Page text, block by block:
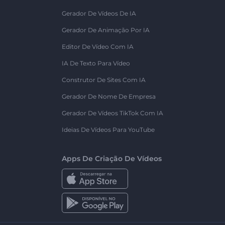
Gerador De Vídeos De IA
Gerador De Animação Por IA
Editor De Vídeo Com IA
IA De Texto Para Vídeo
Construtor De Sites Com IA
Gerador De Nome De Empresa
Gerador De Vídeos TikTok Com IA
Ideias De Vídeos Para YouTube
Apps De Criação De Vídeos